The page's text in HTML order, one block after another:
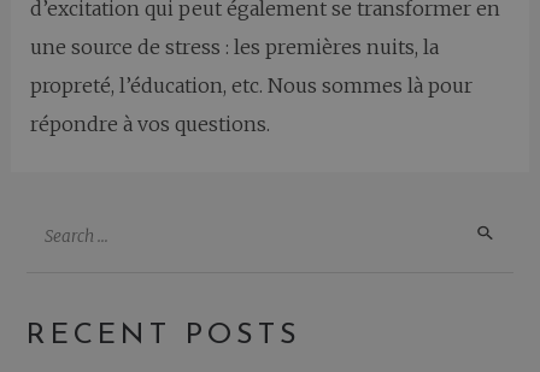
d’excitation qui peut également se transformer en
une source de stress : les premières nuits, la
propreté, l’éducation, etc. Nous sommes là pour
répondre à vos questions.
RECENT POSTS